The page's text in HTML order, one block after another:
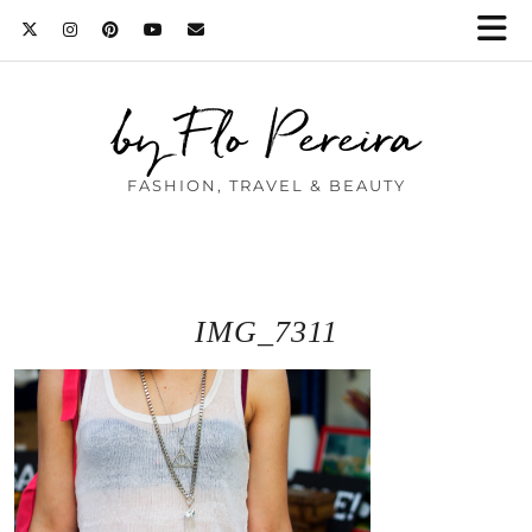
by Flo Pereira
FASHION, TRAVEL & BEAUTY
IMG_7311